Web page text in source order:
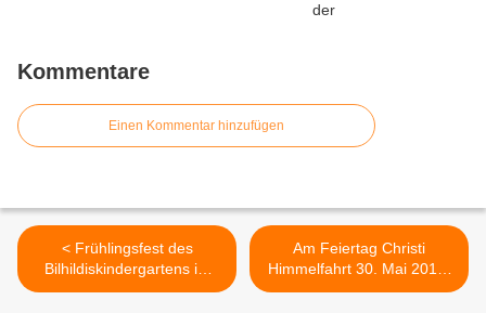
Kommentare
Einen Kommentar hinzufügen
< Frühlingsfest des
Bilhildiskindergartens im
Zeichen von EINER WELT
Am Feiertag Christi
Himmelfahrt 30. Mai 2019:
5. Promenadenmischung